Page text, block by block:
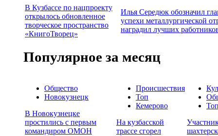
В Кузбассе по нацпроекту
открылось обновленное
творческое пространство
«КнигоТворец»
Илья Середюк обозначил
успехи металлургической
наградил лучших
Популярное за месяц
Общество
Новокузнецк
В Новокузнецке
простились с первым
командиром ОМОН
Происшествия
Топ
Кемерово
На кузбасской
трассе сгорел